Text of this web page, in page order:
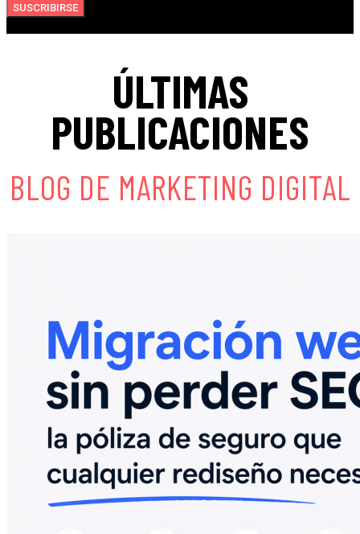
SUSCRIBIRSE
ÚLTIMAS
PUBLICACIONES
BLOG DE MARKETING DIGITAL